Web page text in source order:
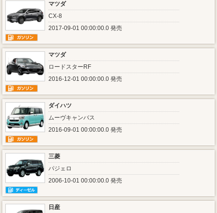
マツダ
CX-8
2017-09-01 00:00:00.0 発売
マツダ
ロードスターRF
2016-12-01 00:00:00.0 発売
ダイハツ
ムーヴキャンバス
2016-09-01 00:00:00.0 発売
三菱
パジェロ
2006-10-01 00:00:00.0 発売
日産